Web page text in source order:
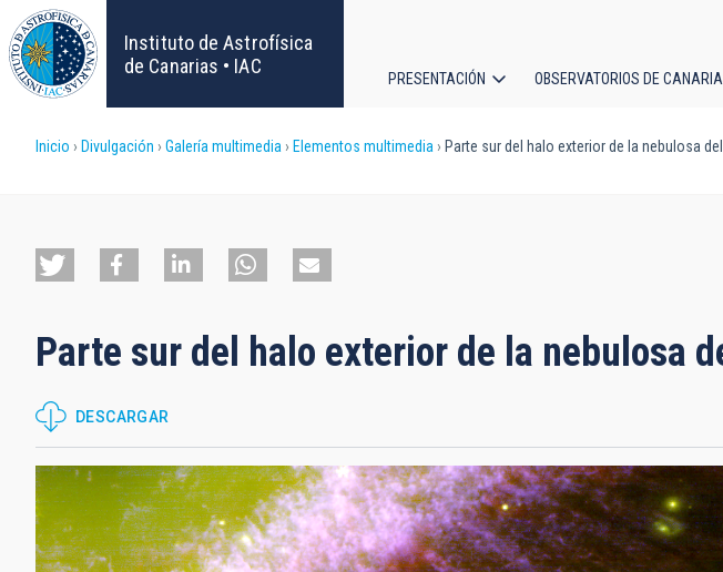
Pasar
al
contenido
principal
Instituto de Astrofísica
de Canarias • IAC
PRESENTACIÓN OBSERVATORIOS DE
Sobrescribir
de
a
la
navegación
Inicio Divulgación Galería multimedia Elementos multimedia Parte sur del halo exterior de la nebulosa
Parte sur del halo exterior de la nebulosa
DESCARGAR